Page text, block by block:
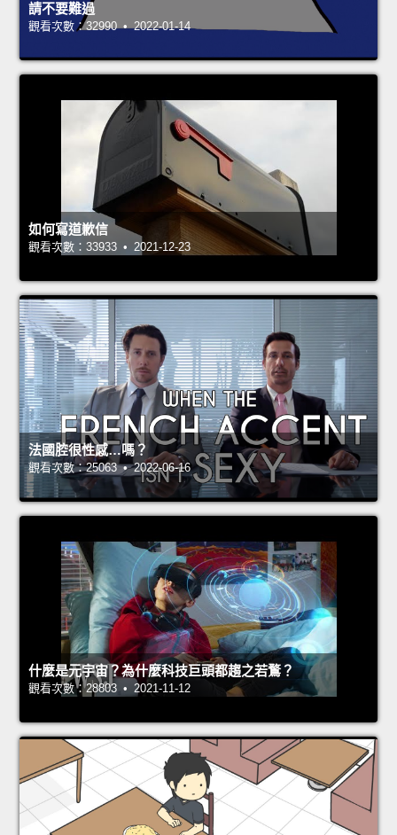
請不要難過
觀看次數：32990 • 2022-01-14
如何寫道歉信
觀看次數：33933 • 2021-12-23
法國腔很性感…嗎？
觀看次數：25063 • 2022-06-16
什麼是元宇宙？為什麼科技巨頭都趨之若鶩？
觀看次數：28803 • 2021-11-12